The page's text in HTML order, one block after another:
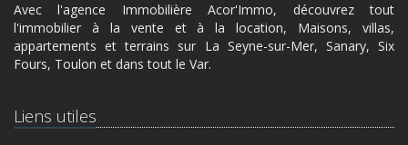
Avec l'agence Immobilière Acor'Immo, découvrez tout
l'immobilier à la vente et à la location, Maisons, villas,
appartements et terrains sur La Seyne-sur-Mer, Sanary, Six
Fours, Toulon et dans tout le Var.
Liens utiles